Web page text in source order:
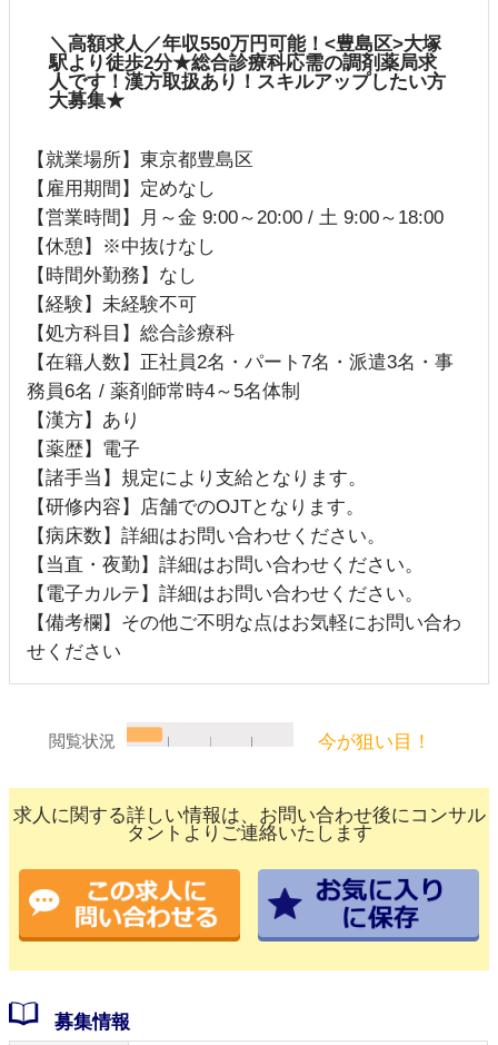
＼高額求人／年収550万円可能！<豊島区>大塚
駅より徒歩2分★総合診療科応需の調剤薬局求
人です！漢方取扱あり！スキルアップしたい方
大募集★
【就業場所】東京都豊島区
【雇用期間】定めなし
【営業時間】月～金 9:00～20:00 / 土 9:00～18:00
【休憩】※中抜けなし
【時間外勤務】なし
【経験】未経験不可
【処方科目】総合診療科
【在籍人数】正社員2名・パート7名・派遣3名・事
務員6名 / 薬剤師常時4～5名体制
【漢方】あり
【薬歴】電子
【諸手当】規定により支給となります。
【研修内容】店舗でのOJTとなります。
【病床数】詳細はお問い合わせください。
【当直・夜勤】詳細はお問い合わせください。
【電子カルテ】詳細はお問い合わせください。
【備考欄】その他ご不明な点はお気軽にお問い合わ
せください
閲覧状況 今が狙い目！
求人に関する詳しい情報は、お問い合わせ後にコンサル
タントよりご連絡いたします
募集情報